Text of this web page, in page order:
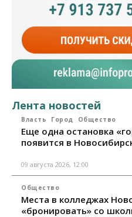
Лента новостей
Власть Город Общество
Еще одна остановка
появится в
09 августа 2026, 12:00
Общество
Места в колледжах
«бронировать» со